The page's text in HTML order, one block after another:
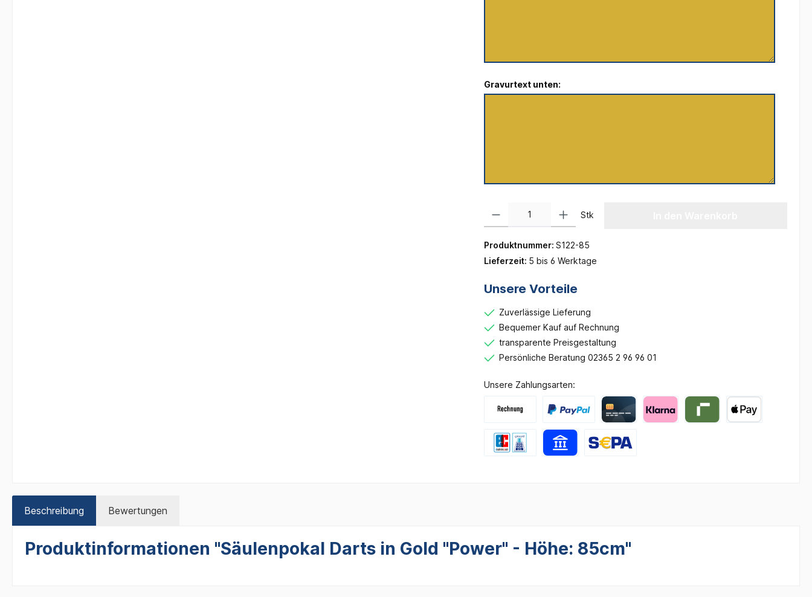
Gravurtext unten:
Stk
Produktnummer: S122-85
Lieferzeit: 5 bis 6 Werktage
Unsere Vorteile
Zuverlässige Lieferung
Bequemer Kauf auf Rechnung
transparente Preisgestaltung
Persönliche Beratung 02365 2 96 96 01
Unsere Zahlungsarten:
Beschreibung Bewertungen
Produktinformationen "Säulenpokal Darts in Gold "Power" - Höhe: 85cm"